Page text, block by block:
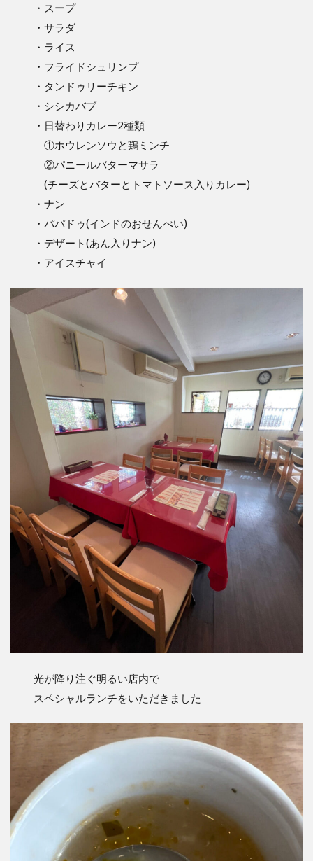
・スープ
・サラダ
・ライス
・フライドシュリンプ
・タンドゥリーチキン
・シシカバブ
・日替わりカレー2種類
①ホウレンソウと鶏ミンチ
②パニールバターマサラ
(チーズとバターとトマトソース入りカレー)
・ナン
・パパドゥ(インドのおせんべい)
・デザート(あん入りナン)
・アイスチャイ
光が降り注ぐ明るい店内で
スペシャルランチをいただきました